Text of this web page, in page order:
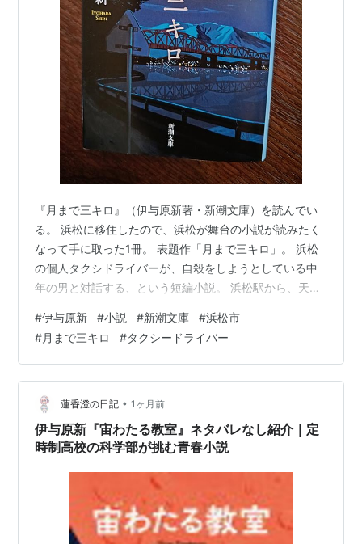
『月まで三キロ』（伊与原新著・新潮文庫）を読んでい
る。 浜松に移住したので、浜松が舞台の小説が読みたく
なって手に取った1冊。 表題作「月まで三キロ」。 浜松
の個人タクシドライバーが、自殺をしようとしている中
年の男と対話する、という短編小説。 浜松駅から、天竜
だからできる。これは法人タクシーでは無理だろう。個
人タクシーの自由さが土台になった、良質なタクシード
ライバー小説としても楽しめた。 巧みなストーリー展開
で、余韻が残るよい小説だった。 「山を刻む」 山と写真
がすきな主婦が、登山で出会った火山研究者と学生と会
話していくうちに、あたらしい人生を決…
#伊与原新 #小説 #新潮文庫 #浜松市
#月まで三キロ #タクシードライバー
蓮香澄の日記 • 1ヶ月前
伊与原新『宙わたる教室』ネタバレなし紹介｜定
時制高校の科学部が挑む青春小説